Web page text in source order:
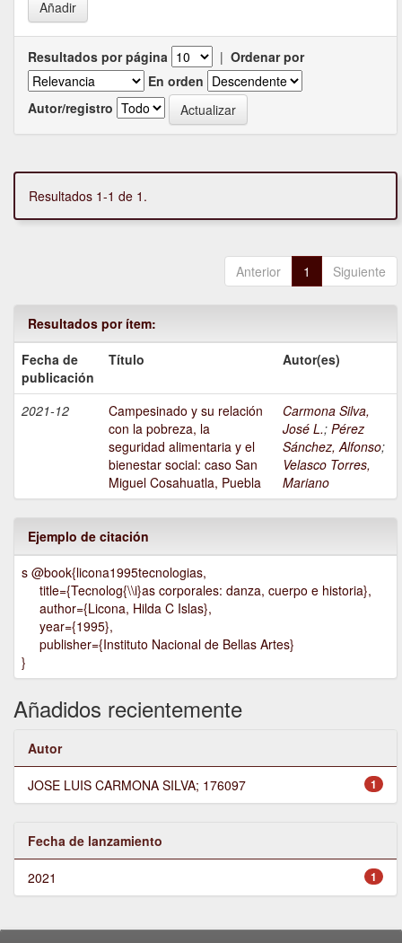
Resultados por página | Ordenar por
En orden
Autor/registro
Resultados 1-1 de 1.
Anterior 1 Siguiente
Resultados por ítem:
Fecha de
publicación
Título Autor(es)
2021-12
Campesinado y su relación
con la pobreza, la
seguridad alimentaria y el
bienestar social: caso San
Miguel Cosahuatla, Puebla
Carmona Silva,
José L.; Pérez
Sánchez, Alfonso;
Velasco Torres,
Mariano
Ejemplo de citación
s @book{licona1995tecnologias,
title={Tecnolog{\\i}as corporales: danza, cuerpo e historia},
author={Licona, Hilda C Islas},
year={1995},
publisher={Instituto Nacional de Bellas Artes}
}
Añadidos recientemente
Autor
1
JOSE LUIS CARMONA SILVA; 176097
Fecha de lanzamiento
1
2021